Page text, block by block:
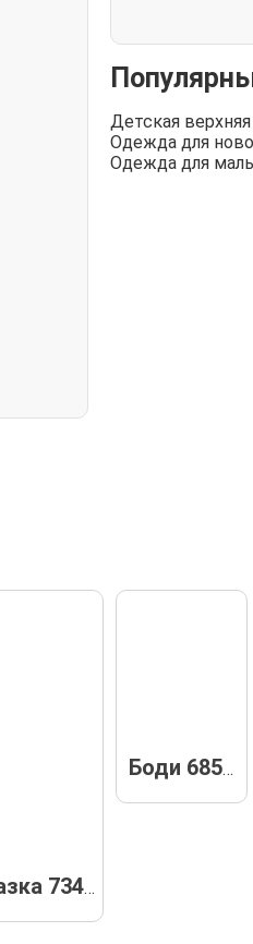
Детская
Одежда для
Одежда для
Боди водолазка 73434
Боди 68553